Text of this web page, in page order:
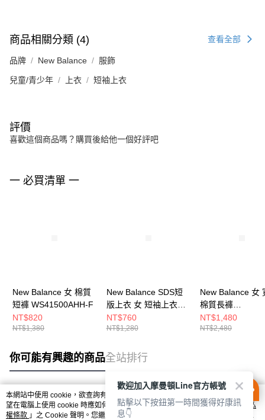
商品相關分類 (4) 查看全部
品牌 New Balance 服飾
兒童/青少年 上衣 短袖上衣
評價
喜歡這個商品嗎？購買後給他一個好評吧
一 必買清單 一
New Balance 女 棉質
短褲 WS41500AHH-F
NT$820
NT$1,380
New Balance SDS短
版上衣 女 短袖上衣
AWT53305EAS-F
NT$760
NT$1,280
New Balance 女
棉質長褲
WP51503LIN-F
NT$1,480
NT$2,480
你可能有興趣的商品全站排行
熱門標籤
本網站中使用 cookie，欲查詢有關本網站使用 cookie 方式之詳情，及若您不希
望在電腦上使用 cookie 時應如何變更電腦的 cookie 設定，請參閱本網站「
隱私
權條款 」之 Cookie 聲明。您繼續使用本網站即表示您同意本公司得按本網站使
歡迎加入摩曼頓Line官方帳號
點擊以下按鈕第一時間獲得好康訊
息👇